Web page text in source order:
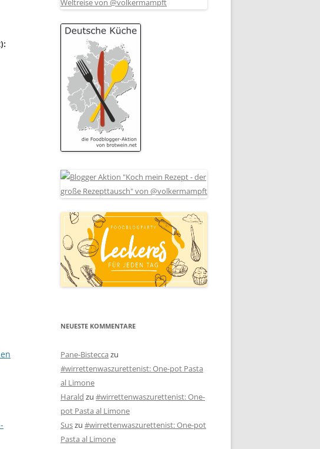
NEUESTE KOMMENTARE
Pane-Bistecca zu
#wirrettenwaszurettenist: One-pot Pasta
al Limone
Harald zu #wirrettenwaszurettenist: One-
pot Pasta al Limone
Suszu #wirrettenwaszurettenist: One-pot
Pasta al Limone